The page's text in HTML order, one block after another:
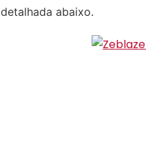
detalhada abaixo.